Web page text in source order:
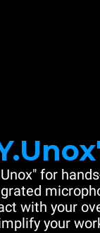
for
with your
your